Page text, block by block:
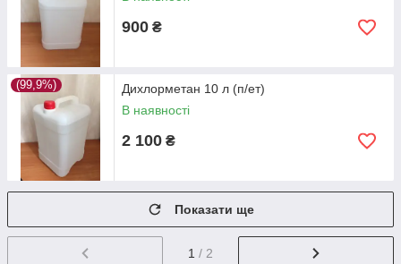
900 ₴
(99,9%)
Дихлорметан 10 л (п/ет)
В наявності
2 100 ₴
Показати ще
1 / 2